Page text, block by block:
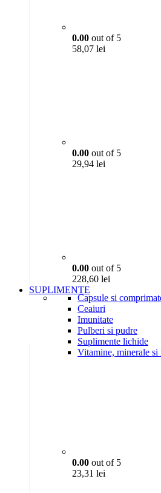
0.00 out of 5
58,07 lei
0.00 out of 5
29,94 lei
0.00 out of 5
228,60 lei
SUPLIMENTE
Capsule si
Ceaiuri
Imunitate
Pulberi si pudre
Suplimente lichide
Vitamine, minerale
0.00 out of 5
23,31 lei